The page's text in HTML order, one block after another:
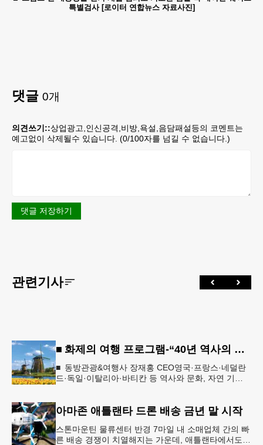
특별검사 [로이터 연합뉴스 자료사진]
댓글 0개
의견쓰기::상업광고,인신공격,비방,욕설,음담패설등의 코멘트는
예고없이 삭제될수 있습니다. (0/100자를 넘길 수 없습니다.)
댓글 저장하기
관련기사
■ 화제의 여행 프로그램-“40년 역사의 신뢰… 서유럽 8개국 13일 대장정”
■ 동방관광&여행사 장재홍 CEO영국·프랑스·네덜란
드·독일·이탈리아·바티칸 등 역사와 문화, 자연 기
아마존 애틀랜타 드론 배송 금년 말 시작
스톤마운틴 물류센터 반경 7마일 내 소매업체 간의 빠
른 배송 경쟁이 치열해지는 가운데, 애틀랜타에서도